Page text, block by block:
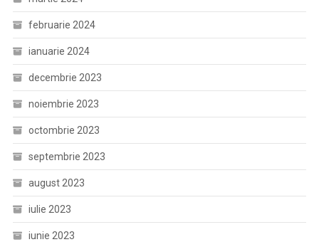
februarie 2024
ianuarie 2024
decembrie 2023
noiembrie 2023
octombrie 2023
septembrie 2023
august 2023
iulie 2023
iunie 2023